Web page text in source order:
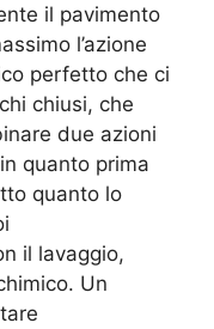
il pavimento
l’azione
perfetto che ci
chiusi, che
due azioni
quanto prima
quanto lo
il lavaggio,
Un